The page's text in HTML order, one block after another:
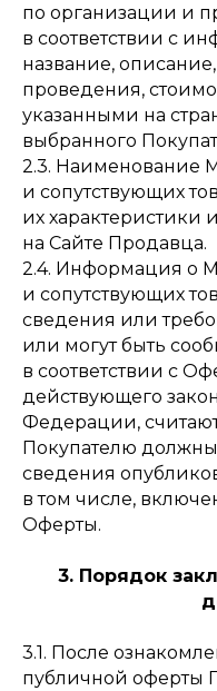
по организации и
в соответствии с
название,
проведения,
указанными на
выбранного
2.3. Наименование
и сопутствующих
их характеристики
на Сайте Продавца.
2.4. Информация о
и сопутствующих
сведения или
или могут быть
в соответствии с
действующего
Федерации,
Покупателю
сведения
в том числе,
Оферты.
3. Порядок
3.1. После
публичной оферты